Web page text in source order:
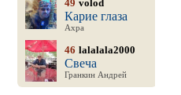
49 volod
Карие глаза
Ахра
46 lalalala2000
Свеча
Гранкин Андрей